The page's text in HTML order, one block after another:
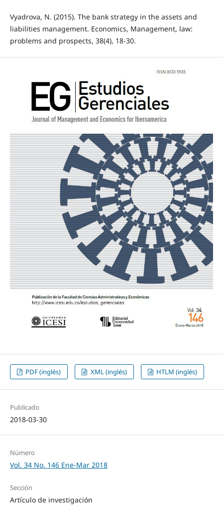
Vyadrova, N. (2015). The bank strategy in the assets and
liabilities management. Economics, Management, law:
problems and prospects, 38(4), 18-30.
PDF (inglés) XML (inglés) HTLM (inglés)
Publicado
2018-03-30
Número
Vol. 34 No. 146 Ene-Mar 2018
Sección
Artículo de investigación